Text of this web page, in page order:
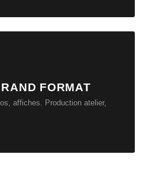
FORMAT
affiches. Production atelier,